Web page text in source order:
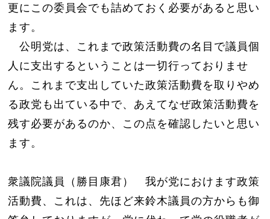
更にこの委員会でも詰めておく必要があると思い
ます。
公明党は、これまで政策活動費の名目で議員個
人に支出するということは一切行っておりませ
ん。これまで支出していた政策活動費を取りやめ
る政党も出ている中で、あえてなぜ政策活動費を
残す必要があるのか、この点を確認したいと思い
ます。
衆議院議員（勝目康君） 我が党におけます政策
活動費、これは、先ほど来鈴木議員の方からも御